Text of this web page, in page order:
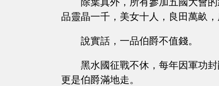
品靈晶一千，美女十人，良田萬畝
說實話，一品伯爵不值錢。
黑水國征戰不休，每年因軍功
更是伯爵滿地走。